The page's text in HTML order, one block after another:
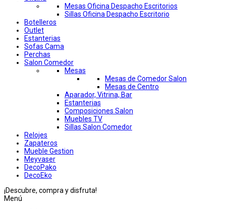
Mesas Oficina Despacho Escritorios
Sillas Oficina Despacho Escritorio
Botelleros
Outlet
Estanterias
Sofas Cama
Perchas
Salon Comedor
Mesas
Mesas de Comedor Salon
Mesas de Centro
Aparador, Vitrina, Bar
Estanterias
Composiciones Salon
Muebles TV
Sillas Salon Comedor
Relojes
Zapateros
Mueble Gestion
Meyvaser
DecoPako
DecoEko
¡Descubre, compra y disfruta!
Menú